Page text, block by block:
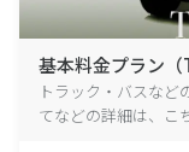
基本料金プラン（
トラック・バスな
てなどの詳細は、こ